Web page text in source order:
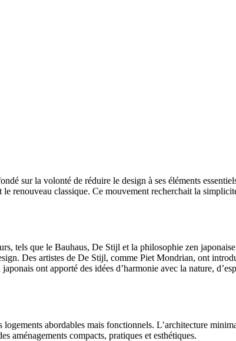
sur la volonté de réduire le design à ses éléments
renouveau classique. Ce mouvement recherchait la
tels que le Bauhaus, De Stijl et la philosophie zen
Des artistes de De Stijl, comme Piet Mondrian, ont
ont apporté des idées d’harmonie avec la nature,
abordables mais fonctionnels. L’architecture
aménagements compacts, pratiques et esthétiques.